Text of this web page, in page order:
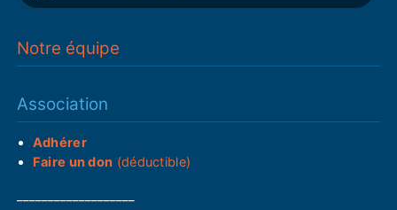
Notre équipe
Association
Adhérer
Faire un don (déductible)